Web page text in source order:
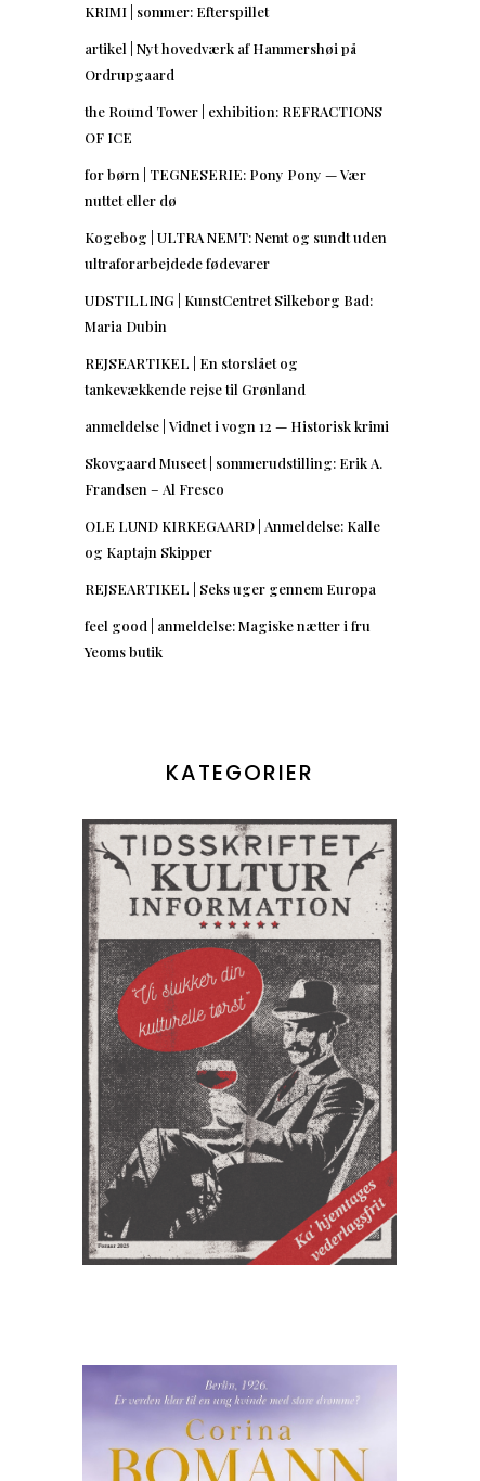
KRIMI | sommer: Efterspillet
artikel | Nyt hovedværk af Hammershøi på
Ordrupgaard
the Round Tower | exhibition: REFRACTIONS
OF ICE
for børn | TEGNESERIE: Pony Pony — Vær
nuttet eller dø
Kogebog | ULTRA NEMT: Nemt og sundt uden
ultraforarbejdede fødevarer
UDSTILLING | KunstCentret Silkeborg Bad:
Maria Dubin
REJSEARTIKEL | En storslået og
tankevækkende rejse til Grønland
anmeldelse | Vidnet i vogn 12 — Historisk krimi
Skovgaard Museet | sommerudstilling: Erik A.
Frandsen – Al Fresco
OLE LUND KIRKEGAARD | Anmeldelse: Kalle
og Kaptajn Skipper
REJSEARTIKEL | Seks uger gennem Europa
feel good | anmeldelse: Magiske nætter i fru
Yeoms butik
KATEGORIER